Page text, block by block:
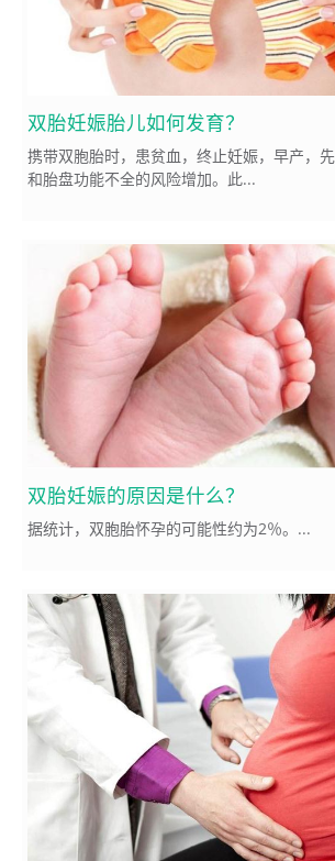
双胎妊娠胎儿如何发育？
携带双胞胎时，患贫血，终止妊娠，早产，
和胎盘功能不全的风险增加。此...
双胎妊娠的原因是什么？
据统计，双胞胎怀孕的可能性约为2％。...